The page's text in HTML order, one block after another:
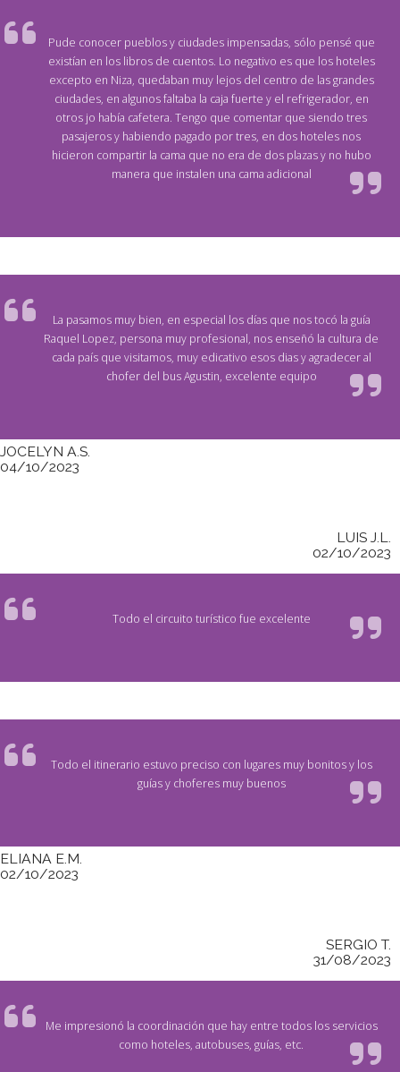
Pude conocer pueblos y ciudades impensadas, sólo pensé que
existían en los libros de cuentos. Lo negativo es que los hoteles
excepto en Niza, quedaban muy lejos del centro de las grandes
ciudades, en algunos faltaba la caja fuerte y el refrigerador, en
otros jo había cafetera. Tengo que comentar que siendo tres
pasajeros y habiendo pagado por tres, en dos hoteles nos
hicieron compartir la cama que no era de dos plazas y no hubo
manera que instalen una cama adicional
La pasamos muy bien, en especial los días que nos tocó la guía
Raquel Lopez, persona muy profesional, nos enseñó la cultura de
cada país que visitamos, muy edicativo esos dias y agradecer al
chofer del bus Agustin, excelente equipo
JOCELYN A.S.
04/10/2023
LUIS J.L.
02/10/2023
Todo el circuito turístico fue excelente
Todo el itinerario estuvo preciso con lugares muy bonitos y los
guías y choferes muy buenos
ELIANA E.M.
02/10/2023
SERGIO T.
31/08/2023
Me impresionó la coordinación que hay entre todos los servicios
como hoteles, autobuses, guías, etc.